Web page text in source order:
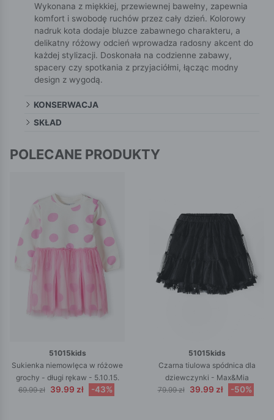
Wykonana z miękkiej, przewiewnej bawełny, zapewnia
komfort i swobodę ruchów przez cały dzień. Kolorowy
nadruk kota dodaje bluzce zabawnego charakteru, a
delikatny różowy odcień wprowadza radosny akcent do
każdej stylizacji. Doskonała na codzienne zabawy,
spacery czy spotkania z przyjaciółmi, łącząc modny
design z wygodą.
KONSERWACJA
SKŁAD
POLECANE PRODUKTY
51015kids
Sukienka niemowlęca w różowe
grochy - długi rękaw - 5.10.15.
69.99 zł
39.99 zł -43%
51015kids
Czarna tiulowa spódnica dla
dziewczynki - Max&Mia
79.99 zł
39.99 zł -50%